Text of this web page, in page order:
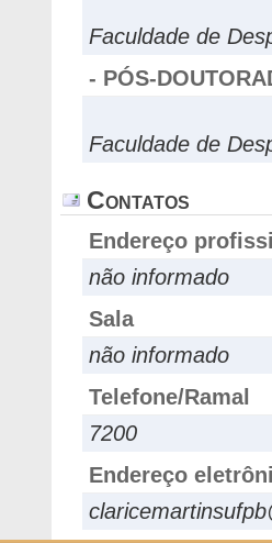
Faculdade de
- PÓS-
Faculdade de
Contatos
Endereço
não informado
Sala
não informado
Telefone/Ramal
7200
Endereço